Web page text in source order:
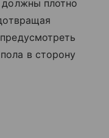
должны плотно
в сторону